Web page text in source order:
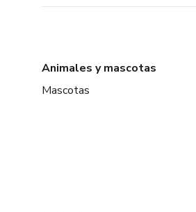
Animales y mascotas
Mascotas